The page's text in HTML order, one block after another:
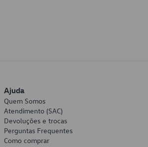
Ajuda
Quem Somos
Atendimento (SAC)
Devoluções e trocas
Perguntas Frequentes
Como comprar